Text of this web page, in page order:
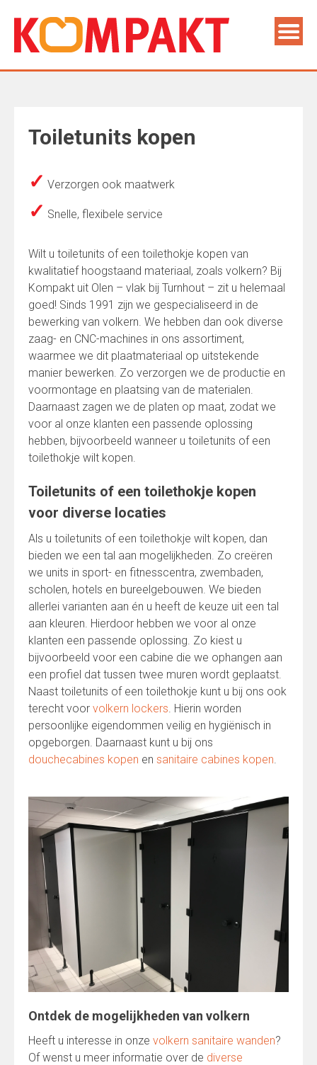
Toiletunits kopen
✓ Verzorgen ook maatwerk
✓ Snelle, flexibele service
Wilt u toiletunits of een toilethokje kopen van
kwalitatief hoogstaand materiaal, zoals volkern? Bij
Kompakt uit Olen – vlak bij Turnhout – zit u helemaal
goed! Sinds 1991 zijn we gespecialiseerd in de
bewerking van volkern. We hebben dan ook diverse
zaag- en CNC-machines in ons assortiment,
waarmee we dit plaatmateriaal op uitstekende
manier bewerken. Zo verzorgen we de productie en
voormontage en plaatsing van de materialen.
Daarnaast zagen we de platen op maat, zodat we
voor al onze klanten een passende oplossing
hebben, bijvoorbeeld wanneer u toiletunits of een
toilethokje wilt kopen.
Toiletunits of een toilethokje kopen
voor diverse locaties
Als u toiletunits of een toilethokje wilt kopen, dan
bieden we een tal aan mogelijkheden. Zo creëren
we units in sport- en fitnesscentra, zwembaden,
scholen, hotels en bureelgebouwen. We bieden
allerlei varianten aan én u heeft de keuze uit een tal
aan kleuren. Hierdoor hebben we voor al onze
klanten een passende oplossing. Zo kiest u
bijvoorbeeld voor een cabine die we ophangen aan
een profiel dat tussen twee muren wordt geplaatst.
Naast toiletunits of een toilethokje kunt u bij ons ook
terecht voor volkern lockers. Hierin worden
persoonlijke eigendommen veilig en hygiënisch in
opgeborgen. Daarnaast kunt u bij ons
douchecabines kopen en sanitaire cabines kopen.
Ontdek de mogelijkheden van volkern
Heeft u interesse in onze volkern sanitaire wanden?
Of wenst u meer informatie over de diverse